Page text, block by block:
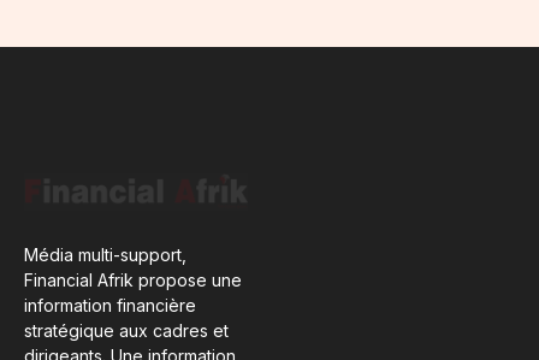
Média multi-support,
Financial Afrik propose une
information financière
stratégique aux cadres et
dirigeants. Une information